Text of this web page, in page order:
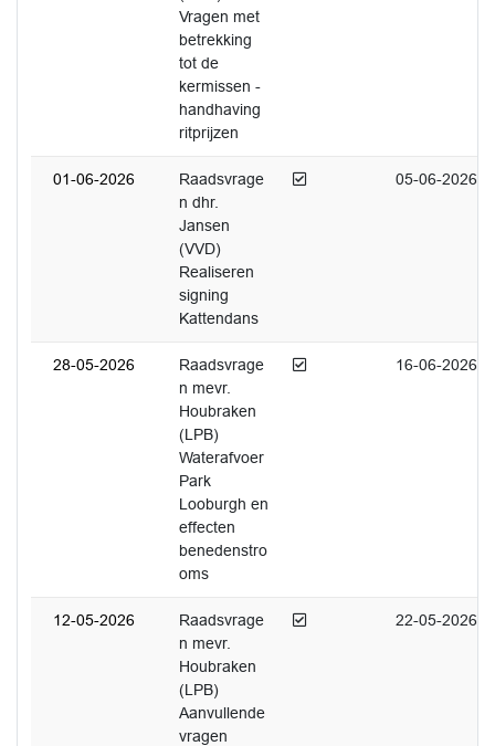
Vragen met
betrekking
tot de
kermissen -
handhaving
ritprijzen
01-06-2026
Raadsvrage
n dhr.
Jansen
(VVD)
Realiseren
signing
Kattendans
Afgedaan 05-06-2026
28-05-2026
Raadsvrage
n mevr.
Houbraken
(LPB)
Waterafvoer
Park
Looburgh en
effecten
benedenstro
oms
Afgedaan 16-06-2026
12-05-2026
Raadsvrage
n mevr.
Houbraken
(LPB)
Aanvullende
vragen
Afgedaan 22-05-2026